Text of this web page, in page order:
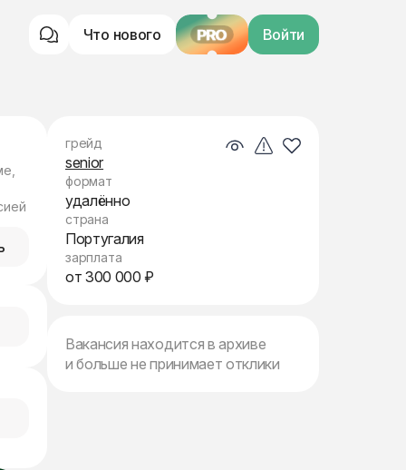
Что нового PRO Войти
грейд
senior
формат
удалённо
страна
Португалия
зарплата
от 300 000 ₽
Вакансия находится в архиве
и больше не принимает отклики